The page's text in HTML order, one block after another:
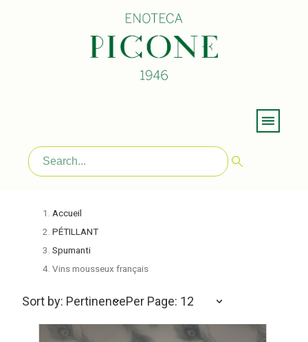
Accueil
PÉTILLANT
Spumanti
Vins mousseux français
Sort by: PertinencePer Page: 12